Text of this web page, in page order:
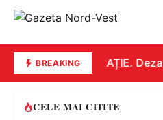
BREAKINGEDUCAȚIE.
CELE MAI CITITE